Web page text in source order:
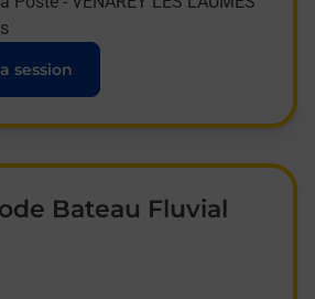
session
Bateau Fluvial